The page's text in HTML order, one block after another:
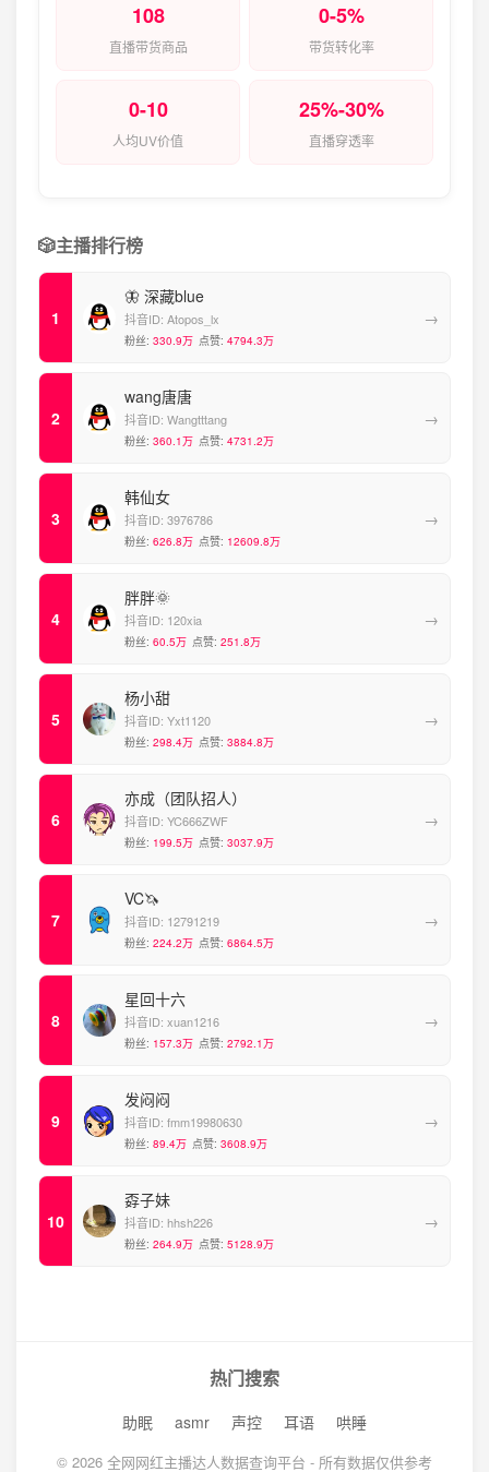
108
直播带货商品
0-5%
带货转化率
0-10
人均UV价值
25%-30%
直播穿透率
🎲主播排行榜
🦋 深藏blue
抖音ID: Atopos_lx
粉丝: 330.9万 点赞: 4794.3万
→
wang唐唐
抖音ID: Wangtttang
粉丝: 360.1万 点赞: 4731.2万
→
韩仙女
抖音ID: 3976786
粉丝: 626.8万 点赞: 12609.8万
→
胖胖🌞
抖音ID: 120xia
粉丝: 60.5万 点赞: 251.8万
→
杨小甜
抖音ID: Yxt1120
粉丝: 298.4万 点赞: 3884.8万
→
亦成（团队招人）
抖音ID: YC666ZWF
粉丝: 199.5万 点赞: 3037.9万
→
VC🦄️
抖音ID: 12791219
粉丝: 224.2万 点赞: 6864.5万
→
星回十六
抖音ID: xuan1216
粉丝: 157.3万 点赞: 2792.1万
→
发闷闷
抖音ID: fmm19980630
粉丝: 89.4万 点赞: 3608.9万
→
孬子妹
抖音ID: hhsh226
粉丝: 264.9万 点赞: 5128.9万
→
热门搜索
助眠 asmr 声控 耳语 哄睡
© 2026 全网网红主播达人数据查询平台 - 所有数据仅供参考